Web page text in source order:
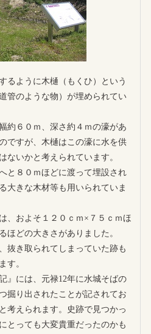
るように木樋（もくひ）という
管のような物）が埋められてい
約６０ｍ、深さ約４ｍの濠があ
ですが、木樋はこの濠に水を供
ないかと考えられています。
と８０ｍほどに渡って埋設され
大きな木材等も用いられていま
、およそ１２０ｃｍ×７５ｃｍほ
ほどの大きさがありました。
抜き取られてしまっていた跡も
す。
』には、元禄12年に水城そばの
掘り出されたことが記されてお
考えられます。史跡で見つかっ
とっても大変貴重だったのかも